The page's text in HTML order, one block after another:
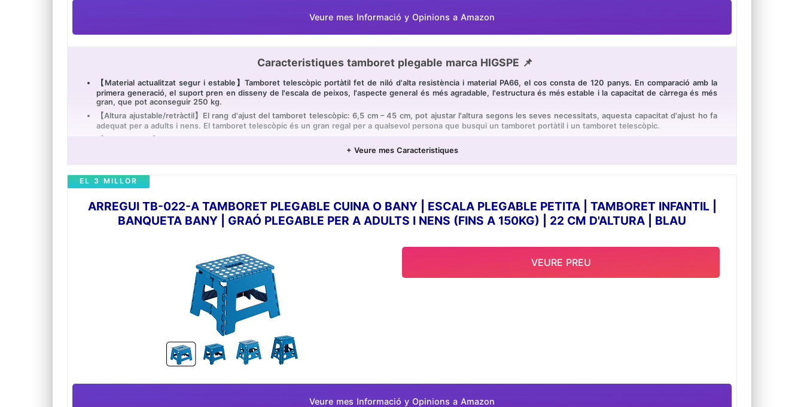
Veure mes Informació y Opinions a Amazon
Caracteristiques tamboret plegable marca HIGSPE 📌
【Material actualitzat segur i estable】Tamboret telescòpic portàtil fet de niló d'alta resistència i material PA66, el cos consta de 120 panys. En comparació amb la
primera generació, el suport pren en disseny de l'escala de peixos, l'aspecte general és més agradable, l'estructura és més estable i la capacitat de càrrega és més
gran, que pot aconseguir 250 kg.
【Altura ajustable/retràctil】El rang d'ajust del tamboret telescòpic: 6,5 cm – 45 cm, pot ajustar l'altura segons les seves necessitats, aquesta capacitat d'ajust ho fa
adequat per a adults i nens. El tamboret telescòpic és un gran regal per a qualsevol persona que busqui un tamboret portàtil i un tamboret telescòpic.
sentit horari o en sentit contrari a les agulles del rellotge, per la qual cosa és fàcil d'obrir i tancar. El disseny inferior antilliscant també afegeix a la seva seguretat.
producte és de 25 cm i el pes és de 1,1 kg. Fàcil de portar a totes parts.
【Múltiples Usos】Aquest tamboret extensible és perfecte per a ús en interiors i exteriors. Ocasions d'interior com a sala d'estar, dormitori, bany, muntanyes,
cuines, platges, piscines, oficines; activitats a l'aire lliure com a càmping, pesca, caça, senderisme, barbacoes, pícnics, cosir, jardineria, etc.
+ Veure mes Caracteristiques
ARREGUI TB-022-A TAMBORET PLEGABLE CUINA O BANY | ESCALA PLEGABLE PETITA | TAMBORET INFANTIL |
BANQUETA BANY | GRAÓ PLEGABLE PER A ADULTS I NENS (FINS A 150KG) | 22 CM D'ALTURA | BLAU
EL 3 MILLOR
Veure mes Informació y Opinions a Amazon
VEURE PREU